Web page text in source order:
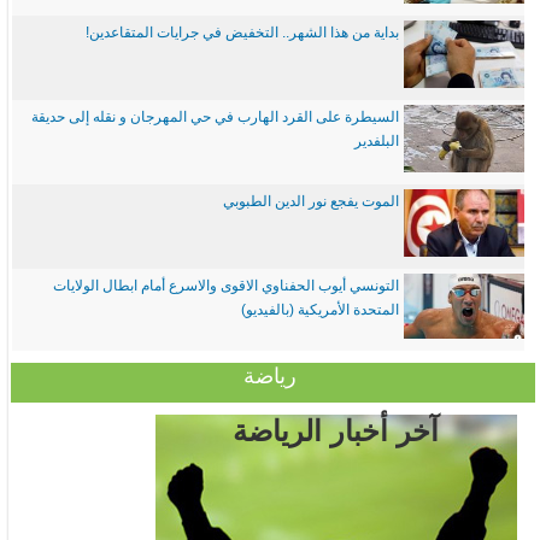
بداية من هذا الشهر.. التخفيض في جرايات المتقاعدين!
السيطرة على القرد الهارب في حي المهرجان و نقله إلى حديقة
البلفدير
الموت يفجع نور الدين الطبوبي
التونسي أيوب الحفناوي الاقوى والاسرع أمام ابطال الولايات
المتحدة الأمريكية (بالفيديو)
رياضة
آخر أخبار الرياضة